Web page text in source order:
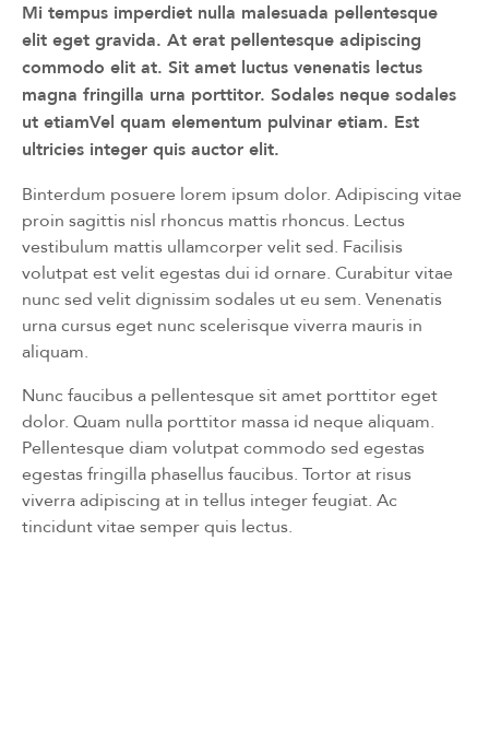
Mi tempus imperdiet nulla malesuada pellentesque
elit eget gravida. At erat pellentesque adipiscing
commodo elit at. Sit amet luctus venenatis lectus
magna fringilla urna porttitor. Sodales neque sodales
ut etiamVel quam elementum pulvinar etiam. Est
ultricies integer quis auctor elit.
Binterdum posuere lorem ipsum dolor. Adipiscing vitae
proin sagittis nisl rhoncus mattis rhoncus. Lectus
vestibulum mattis ullamcorper velit sed. Facilisis
volutpat est velit egestas dui id ornare. Curabitur vitae
nunc sed velit dignissim sodales ut eu sem. Venenatis
urna cursus eget nunc scelerisque viverra mauris in
aliquam.
Nunc faucibus a pellentesque sit amet porttitor eget
dolor. Quam nulla porttitor massa id neque aliquam.
Pellentesque diam volutpat commodo sed egestas
egestas fringilla phasellus faucibus. Tortor at risus
viverra adipiscing at in tellus integer feugiat. Ac
tincidunt vitae semper quis lectus.